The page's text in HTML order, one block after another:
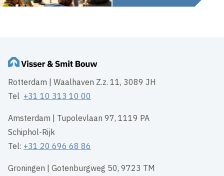
Rotterdam | Waalhaven Z.z. 11, 3089 JH
Tel +31 10 313 10 00
Amsterdam | Tupolevlaan 97, 1119 PA
Schiphol-Rijk
Tel: +31 20 696 68 86
Groningen | Gotenburgweg 50, 9723 TM